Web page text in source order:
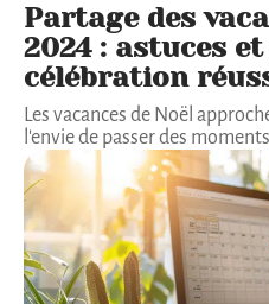
Partage des
2024 : astuces
célébration
Les vacances de Noël
l'envie de passer des moments